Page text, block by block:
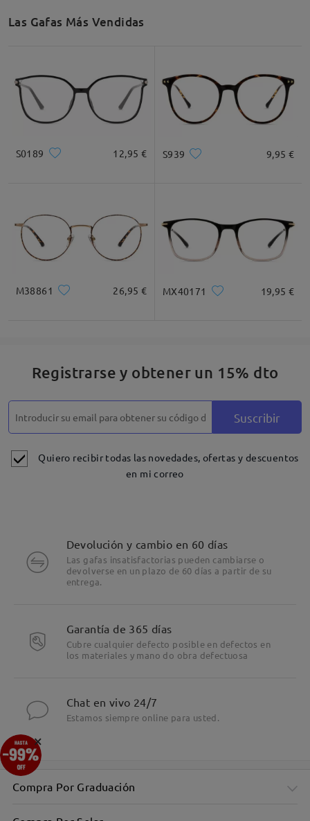
Las Gafas Más Vendidas
S0189 12,95 € S939 9,95 €
M38861 26,95 € MX40171 19,95 €
Registrarse y obtener un 15% dto
Suscribir
Quiero recibir todas las novedades, ofertas y descuentos
en mi correo
Devolución y cambio en 60 días
Las gafas insatisfactorias pueden cambiarse o
devolverse en un plazo de 60 días a partir de su
entrega.
Garantía de 365 días
Cubre cualquier defecto posible en defectos en
los materiales y mano do obra defectuosa
Chat en vivo 24/7
Estamos siempre online para usted.
Compra Por Graduación
×